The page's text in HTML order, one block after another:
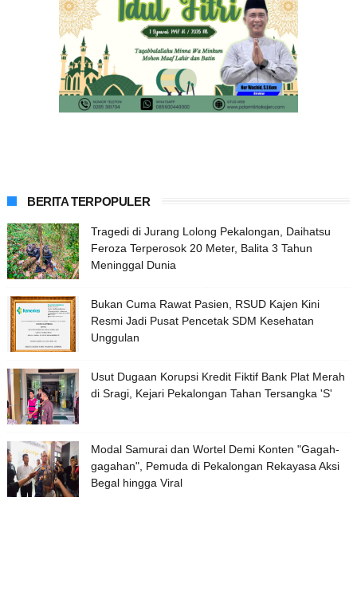
BERITA TERPOPULER
Tragedi di Jurang Lolong Pekalongan, Daihatsu
Feroza Terperosok 20 Meter, Balita 3 Tahun
Meninggal Dunia
Bukan Cuma Rawat Pasien, RSUD Kajen Kini
Resmi Jadi Pusat Pencetak SDM Kesehatan
Unggulan
Usut Dugaan Korupsi Kredit Fiktif Bank Plat Merah
di Sragi, Kejari Pekalongan Tahan Tersangka 'S'
Modal Samurai dan Wortel Demi Konten "Gagah-
gagahan", Pemuda di Pekalongan Rekayasa Aksi
Begal hingga Viral